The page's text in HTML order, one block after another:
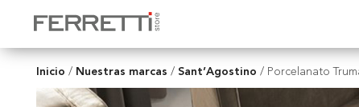
Inicio / Nuestras marcas / Sant’Agostino / Porcelanato